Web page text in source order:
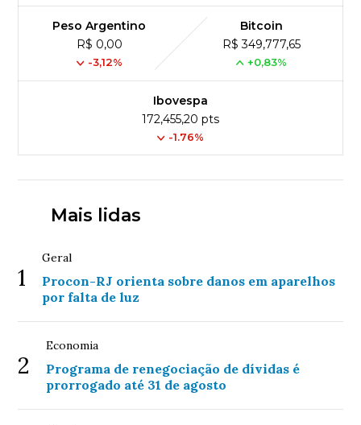
Peso Argentino
R$ 0,00
-3,12%
Bitcoin
R$ 349,777,65
+0,83%
Ibovespa
172,455,20 pts
-1.76%
Mais lidas
1
Geral
Procon-RJ orienta sobre danos em aparelhos
por falta de luz
2
Economia
Programa de renegociação de dívidas é
prorrogado até 31 de agosto